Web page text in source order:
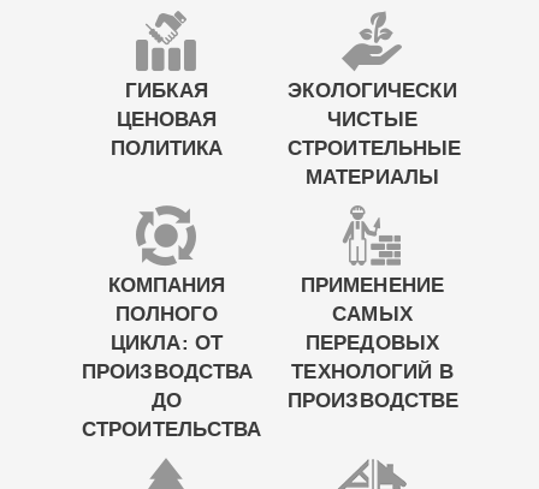
ГИБКАЯ
ЦЕНОВАЯ
ПОЛИТИКА
ЭКОЛОГИЧЕСКИ
ЧИСТЫЕ
СТРОИТЕЛЬНЫЕ
МАТЕРИАЛЫ
КОМПАНИЯ
ПОЛНОГО
ЦИКЛА: ОТ
ПРОИЗВОДСТВА
ДО
СТРОИТЕЛЬСТВА
ПРИМЕНЕНИЕ
САМЫХ
ПЕРЕДОВЫХ
ТЕХНОЛОГИЙ В
ПРОИЗВОДСТВЕ